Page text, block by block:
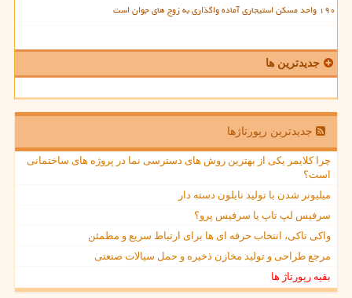
۱۹۰ واحد مسکن استیجاری آماده واگذاری به زوج های جوان است
جدیدترین ها
جدیدترین رپورتاژها
چرا کلایمر یکی از بهترین روش های دسترسی نما در پروژه های ساختمانی
است؟
میلیونر شدن با تولید نایلون دسته دار
سرفیس لپ تاپ یا سرفیس پرو؟
واکی تاکی، انتخاب حرفه ای ها برای ارتباط سریع و مطمئن
مرجع طراحی و تولید مخازن ذخیره و حمل سیالات صنعتی
بقیه رپورتاژ ها